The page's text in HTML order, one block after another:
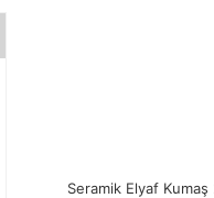
Seramik Elyaf Kumaş